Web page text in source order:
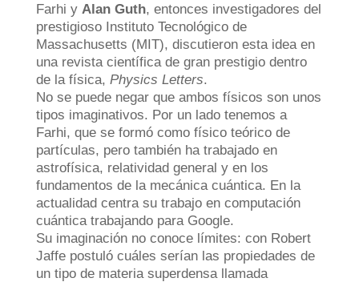
Farhi y Alan Guth, entonces investigadores del
prestigioso Instituto Tecnológico de
Massachusetts (MIT), discutieron esta idea en
una revista científica de gran prestigio dentro
de la física, Physics Letters.
No se puede negar que ambos físicos son unos
tipos imaginativos. Por un lado tenemos a
Farhi, que se formó como físico teórico de
partículas, pero también ha trabajado en
astrofísica, relatividad general y en los
fundamentos de la mecánica cuántica. En la
actualidad centra su trabajo en computación
cuántica trabajando para Google.
Su imaginación no conoce límites: con Robert
Jaffe postuló cuáles serían las propiedades de
un tipo de materia superdensa llamada